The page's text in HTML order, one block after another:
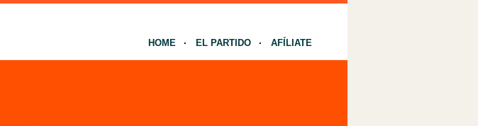
HOME EL PARTIDO AFÍLIATE